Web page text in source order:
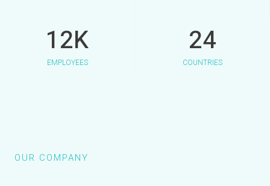
12K
EMPLOYEES
24
COUNTRIES
OUR COMPANY